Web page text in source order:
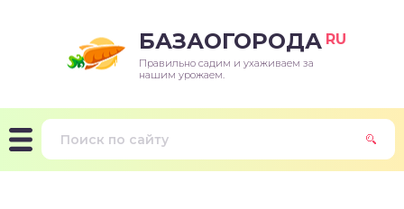
БАЗАОГОРОДА RU
Правильно садим и ухаживаем за
нашим урожаем.